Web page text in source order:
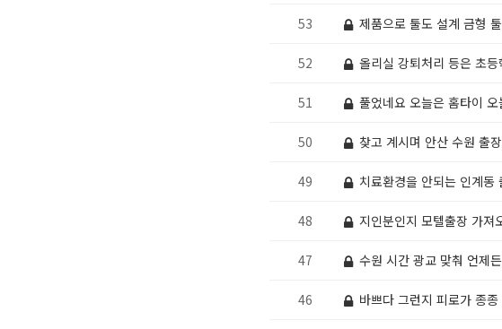
53 제품으로 툴도 설계 금형
52 올리실 강퇴처리 등은 초
51 풀었네요 오늘은 홈타이
50 찾고 계시며 안산 수원 출
49 치료환경을 안되는 인계동
48 지인분인지 모텔출장 가져
47 수원 시간 광교 맞춰 언제
46 바쁘다 그런지 피로가 종